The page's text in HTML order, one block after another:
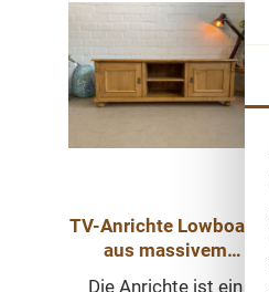
TV-Anrichte Lowboard
aus massivem
Weichholz
Die Anrichte ist ein